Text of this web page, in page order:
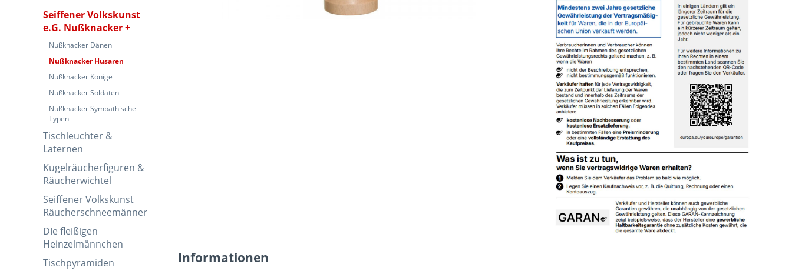
Seiffener Volkskunst
e.G. Nußknacker
Nußknacker Dänen
Nußknacker Husaren
Nußknacker Könige
Nußknacker Soldaten
Nußknacker Sympathische
Typen
Tischleuchter &
Laternen
Kugelräucherfiguren &
Räucherwichtel
Seiffener Volkskunst
Räucherschneemänner
DIe fleißigen
Heinzelmännchen
Tischpyramiden
Informationen